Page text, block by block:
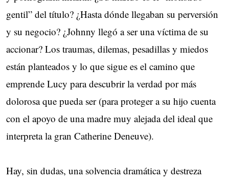
gentil” del título? ¿Hasta dónde llegaban su perversión
y su negocio? ¿Johnny llegó a ser una víctima de su
accionar? Los traumas, dilemas, pesadillas y miedos
están planteados y lo que sigue es el camino que
emprende Lucy para descubrir la verdad por más
dolorosa que pueda ser (para proteger a su hijo cuenta
con el apoyo de una madre muy alejada del ideal que
interpreta la gran Catherine Deneuve).
Hay, sin dudas, una solvencia dramática y destreza